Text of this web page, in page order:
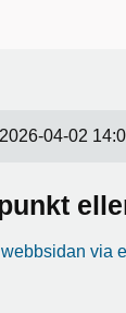
2026-04-02
via